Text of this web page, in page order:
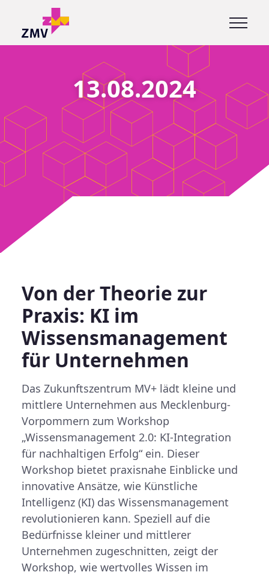
13.08.2024
Von der Theorie zur
Praxis: KI im
Wissensmanagement
für Unternehmen
Das Zukunftszentrum MV+ lädt kleine und
mittlere Unternehmen aus Mecklenburg-
Vorpommern zum Workshop
„Wissensmanagement 2.0: KI-Integration
für nachhaltigen Erfolg“ ein. Dieser
Workshop bietet praxisnahe Einblicke und
innovative Ansätze, wie Künstliche
Intelligenz (KI) das Wissensmanagement
revolutionieren kann. Speziell auf die
Bedürfnisse kleiner und mittlerer
Unternehmen zugeschnitten, zeigt der
Workshop, wie wertvolles Wissen im